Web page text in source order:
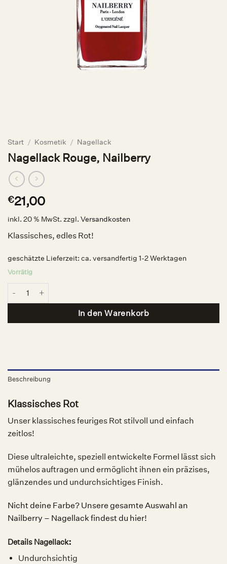
Start / Kosmetik / Nagellack
Nagellack Rouge, Nailberry
€21,00
inkl. 20 % MwSt. zzgl. Versandkosten
Klassisches, edles Rot!
geschätzte Lieferzeit: ca. versandfertig 1-2 Werktagen
Vorrätig
Nagellack Rouge, Nailberry Menge
In den Warenkorb
Beschreibung
Klassisches Rot
Unser klassisches feuriges Rot stilvoll und einfach
zeitlos!
Diese ultraleichte, speziell entwickelte Formel lässt sich
mühelos auftragen und ermöglicht ihnen ein präzises,
glänzendes und undurchsichtiges Finish.
Nicht deine Farbe? Unsere gesamte Auswahl an
Nailberry – Nagellack findest du hier!
Details Nagellack:
Undurchsichtig